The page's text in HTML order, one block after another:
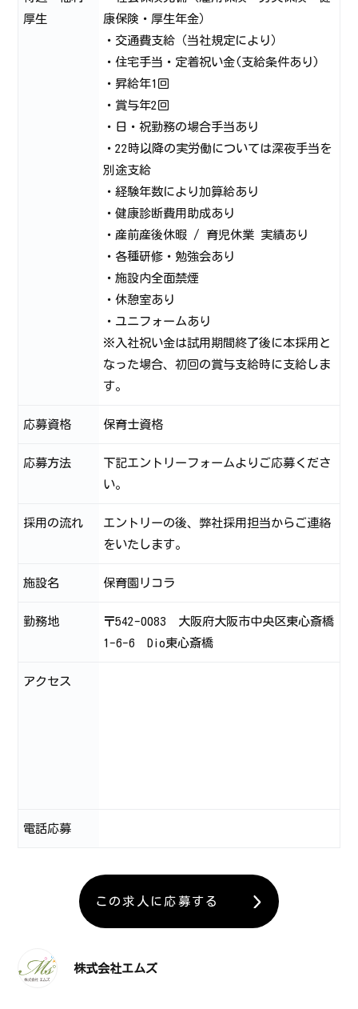
厚生
康保険・厚生年金）
・交通費支給（当社規定により）
・住宅手当・定着祝い金(支給条件あり)
・昇給年1回
・賞与年2回
・日・祝勤務の場合手当あり
・22時以降の実労働については深夜手当を
別途支給
・経験年数により加算給あり
・健康診断費用助成あり
・産前産後休暇 / 育児休業 実績あり
・各種研修・勉強会あり
・施設内全面禁煙
・休憩室あり
・ユニフォームあり
※入社祝い金は試用期間終了後に本採用と
なった場合、初回の賞与支給時に支給しま
す。
応募資格 保育士資格
応募方法
下記エントリーフォームよりご応募くださ
い。
採用の流れ
エントリーの後、弊社採用担当からご連絡
をいたします。
施設名 保育園リコラ
勤務地
〒542-0083 大阪府大阪市中央区東心斎橋
1-6-6 Dio東心斎橋
アクセス
電話応募
この求人に応募する
株式会社エムズ